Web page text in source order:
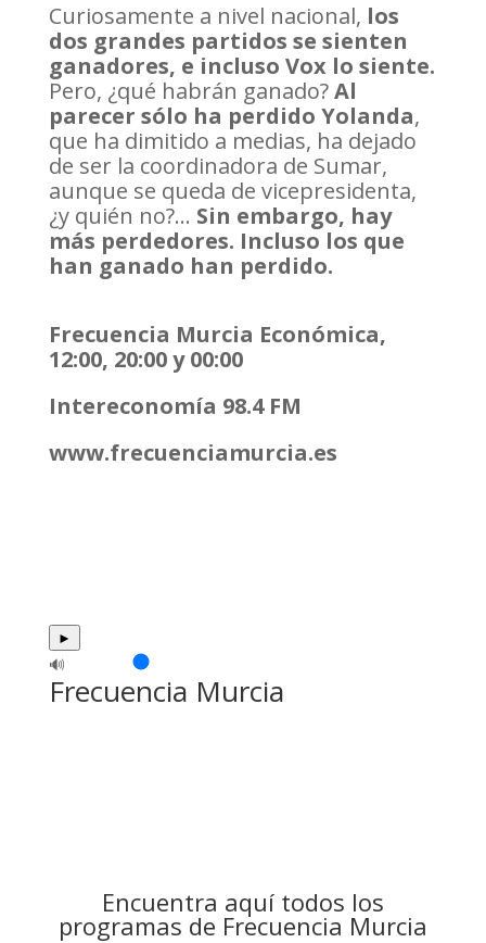
Curiosamente a nivel nacional, los
dos grandes partidos se sienten
ganadores, e incluso Vox lo siente.
Pero, ¿qué habrán ganado?Al
parecer sólo ha perdido Yolanda,
que ha dimitido a medias, ha dejado
de ser la coordinadora de Sumar,
aunque se queda de vicepresidenta,
¿y quién no?… Sin embargo, hay
más perdedores. Incluso los que
han ganado han perdido.
Frecuencia Murcia Económica,
12:00, 20:00 y 00:00
Intereconomía 98.4 FM
www.frecuenciamurcia.es
►
🔊
Frecuencia Murcia
Encuentra aquí todos los
programas de Frecuencia Murcia